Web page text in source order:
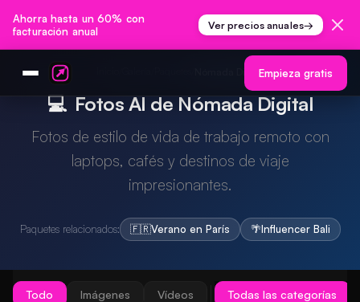
Ahorra hasta un 60% con
facturación anual
Ver precios anuales→
Empieza gratis
Nómada Digital
💻Fotos AI de Nómada Digital
Fotos de estilo de vida de trabajo remoto con
laptops, cafés y destinos de viaje
impresionantes.
Paquetes relacionados: 🇫🇷Verano en París 🌴Influencer Bali
Todo Imágenes Vídeos Todas las categorías